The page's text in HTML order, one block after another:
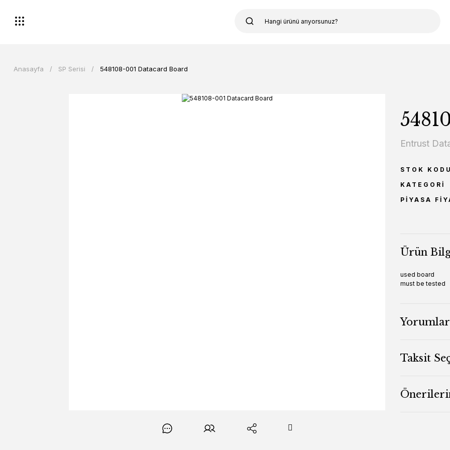
Anasayfa SP Serisi 548108-001 Datacard Board
Entrust
STOK KODU
KATEGORI
PIYASA
Ürün
used board
must be tested
Yorumlar
Taksit